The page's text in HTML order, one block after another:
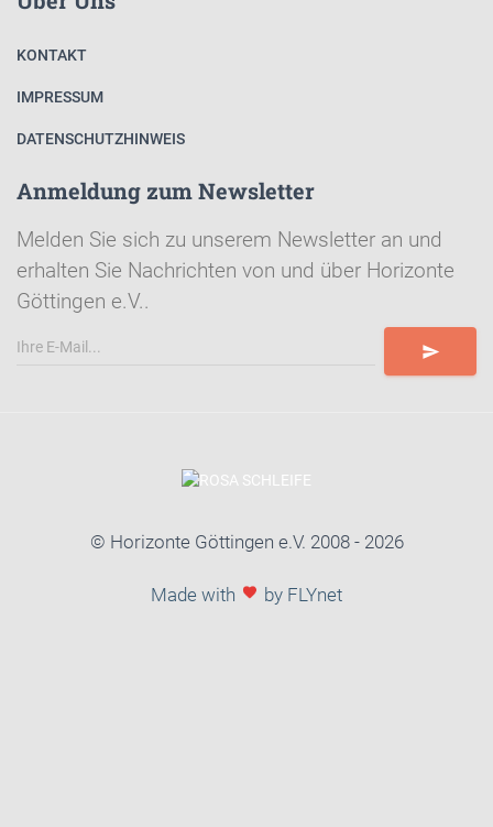
KONTAKT
IMPRESSUM
DATENSCHUTZHINWEIS
Anmeldung zum Newsletter
Melden Sie sich zu unserem Newsletter an und
erhalten Sie Nachrichten von und über Horizonte
Göttingen e.V..
send
© Horizonte Göttingen e.V. 2008 - 2026
Made with favorite by FLYnetFLYnet